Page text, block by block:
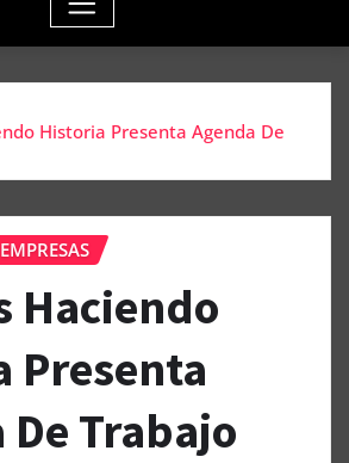
Historia Presenta Agenda De
EMPRESAS
Haciendo
Presenta
De Trabajo